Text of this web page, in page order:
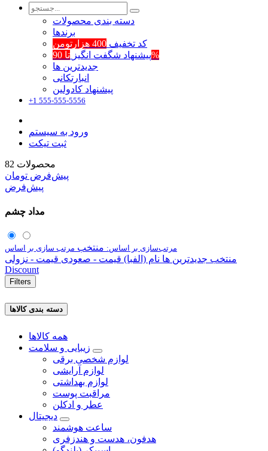
دسته بندی محصولات
برند‌ها
کد تخفیف 400 هزارتومن
پیشنهاد شگفت انگیزتا 90%
جدیدترین ها
انبارتکانی
پیشنهاد کادولین
+1 555-555-5556
ورود به سیستم
ثبت تیکت
82 محصولات
پیش‌فرض تومان
پیش‌فرض
مداد چشم
مرتب‌سازی بر اساس: منتخب مرتب سازی بر اساس
منتخب جدیدترین ها نام (الفبا) قیمت - صعودی قیمت - نزولی
Discount
Filters
دسته بندی کالاها
همه کالاها
زیبایی و سلامت
لوازم شخصی برقی
لوازم آرایشی
لوازم بهداشتی
مراقبت پوست
عطر و ادکلن
دیجیتال
ساعت هوشمند
هدفون، هدست و هندزفری